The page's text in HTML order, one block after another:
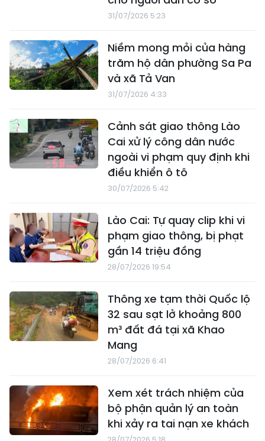
31/07/2026 5:23
Niềm mong mỏi của hàng
trăm hộ dân phường Sa Pa
và xã Tả Van
31/07/2026 4:33
Cảnh sát giao thông Lào
Cai xử lý công dân nước
ngoài vi phạm quy định khi
điều khiển ô tô
30/07/2026 5:42
Lào Cai: Tự quay clip khi vi
phạm giao thông, bị phạt
gần 14 triệu đồng
28/07/2026 19:54
Thông xe tạm thời Quốc lộ
32 sau sạt lở khoảng 800
m³ đất đá tại xã Khao
Mang
28/07/2026 6:41
Xem xét trách nhiệm của
bộ phận quản lý an toàn
khi xảy ra tai nạn xe khách